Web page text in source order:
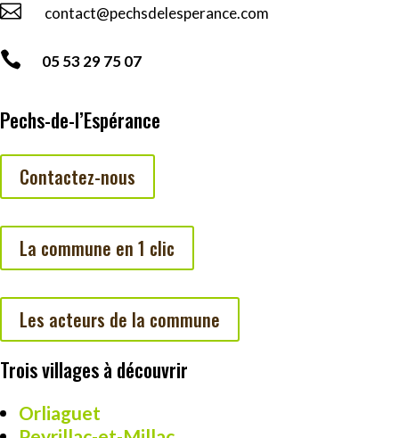
 contact@pechsdelesperance.com
 05 53 29 75 07
Pechs-de-l’Espérance
Contactez-nous
La commune en 1 clic
Les acteurs de la commune
Trois villages à découvrir
Orliaguet